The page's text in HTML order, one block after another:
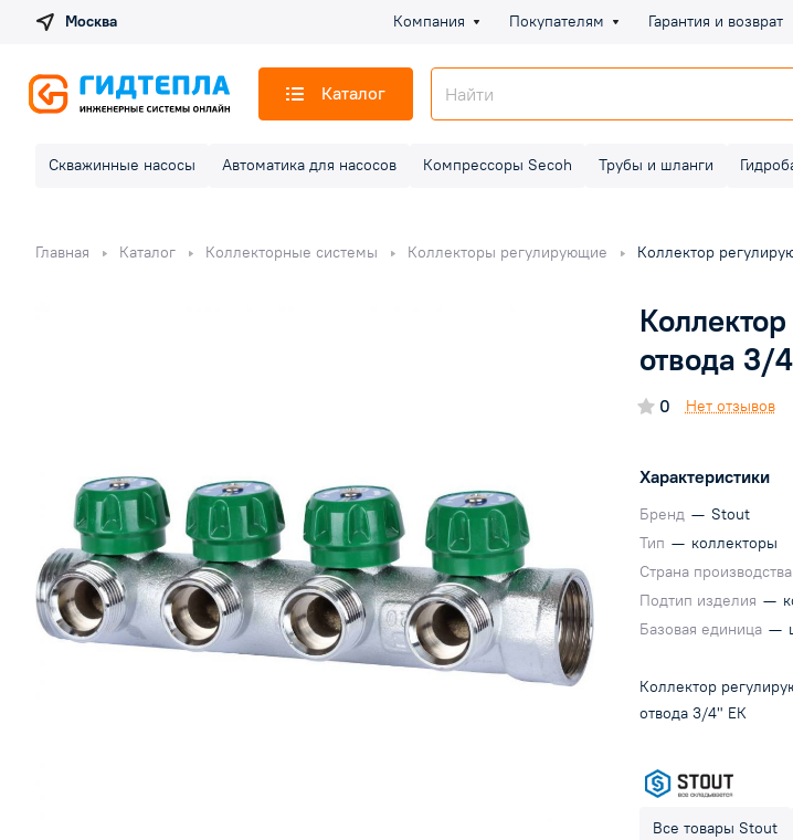
Москва Компания Покупателям Гарантия и возврат
Каталог
Скважинные насосы Автоматика для насосов Компрессоры Secoh Трубы и шланги
Главная Каталог Коллекторные системы Коллекторы регулирующие Коллектор
отвода 3/
0 Нет отзывов
Характеристики
Бренд — Stout
Тип — коллекторы
Страна производства
Подтип изделия —
Базовая единица —
Коллектор
отвода 3/4" ЕК
Все товары Stout